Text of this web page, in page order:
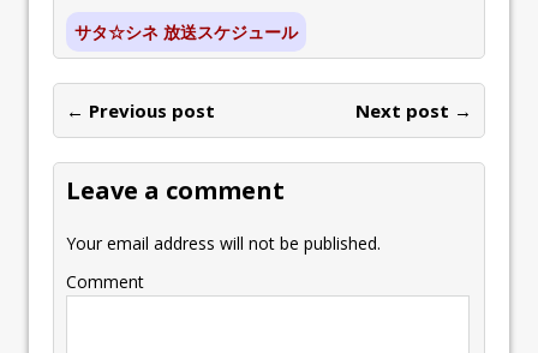
サタ☆シネ 放送スケジュール
← Previous post Next post →
Leave a comment
Your email address will not be published.
Comment